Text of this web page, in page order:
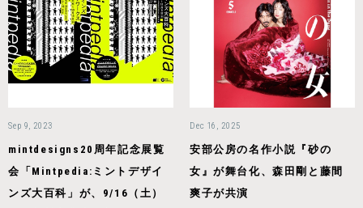
Sep 9, 2023
mintdesigns20周年記念展覧
会「Mintpedia:ミントデザイ
ンズ大百科」が、9/16（土）
Dec 16, 2025
安部公房の名作小説『砂の
女』が舞台化、森田剛と藤間
爽子が共演